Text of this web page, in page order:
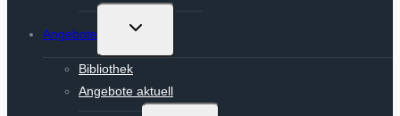
Angebote
Untermenü
Bibliothek
Angebote aktuell